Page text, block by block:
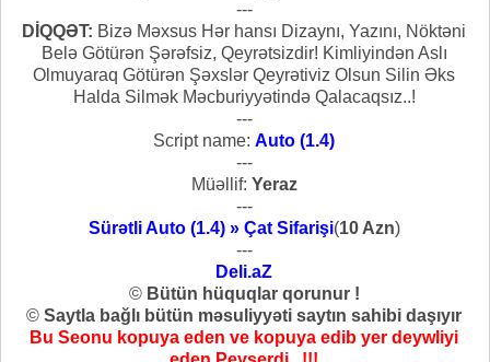
---
DİQQƏT: Bizə Məxsus Hər hansı Dizaynı, Yazını, Nöktəni
Belə Götürən Şərəfsiz, Qeyrətsizdir! Kimliyindən Aslı
Olmuyaraq Götürən Şəxslər Qeyrətiviz Olsun Silin Əks
Halda Silmək Məcburiyyətində Qalacaqsız..!
---
Script name: Auto (1.4)
---
Müəllif: Yeraz
---
Sürətli Auto (1.4) » Çat Sifarişi(10 Azn)
---
Deli.aZ
© Bütün hüquqlar qorunur !
© Saytla bağlı bütün məsuliyyəti saytın sahibi daşıyır
Bu Seonu kopuya eden ve kopuya edib yer deywliyi